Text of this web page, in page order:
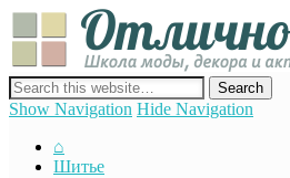
сайт о декоре, дизайне и моде,
рукоделия
Show Navigation Hide Navigation
⌂
Шитье